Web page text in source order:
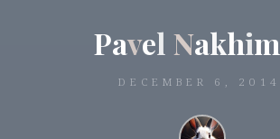
Pavel Nakhim
DECEMBER 6, 2014